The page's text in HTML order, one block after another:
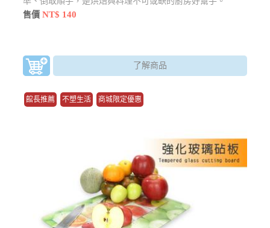
售價NT$ 140
了解商品
館長推薦 不塑生活 商城限定優惠